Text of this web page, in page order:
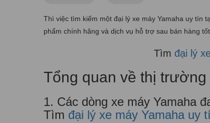
Thì việc tìm kiếm một đại lý xe máy Yamaha uy tín
phẩm chính hãng và dịch vụ hỗ trợ sau bán hàng tốt
Tìm đại lý
Tổng quan về thị trường
1. Các dòng xe máy Yamaha
Tìm đại lý xe máy Yamaha uy